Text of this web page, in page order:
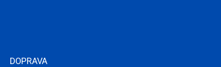
DOPRAVA